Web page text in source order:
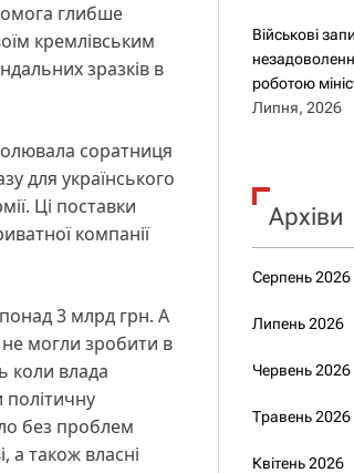
глибше
кремлівським
зразків в
соратниця
для українського
Ці поставки
компанії
3 млрд грн. А
не могли зробити в
коли влада
політичну
без проблем
а також власні
Військові
роботою
Липня, 2026
Архіви
Серпень 2026
Липень 2026
Червень 2026
Травень 2026
Квітень 2026